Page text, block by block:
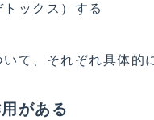
トックス）する
て、それぞれ具体的
がある